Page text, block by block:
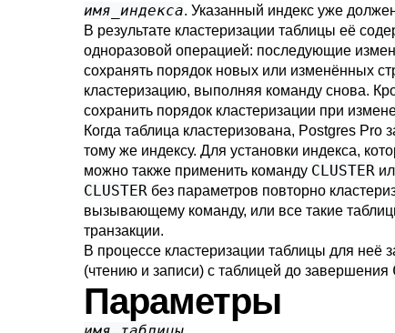
имя_индекса. Указанный индекс уже
В результате кластеризации таблицы её
одноразовой операцией: последующие
сохранять порядок новых или изменённых
кластеризацию, выполняя команду снова.
сохранить порядок кластеризации при
Когда таблица кластеризована, Postgres Pro
тому же индексу. Для установки индекса,
можно также применить команду CLUSTER
CLUSTER без параметров повторно
вызывающему команду, или все такие
транзакции.
В процессе кластеризации таблицы для неё
(чтению и записи) с таблицей до завершения
Параметры